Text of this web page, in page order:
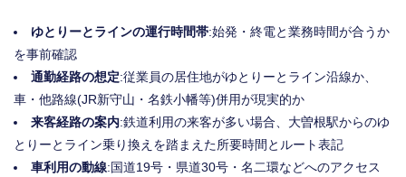
ゆとりーとラインの運行時間帯:始発・終電と業務時間が合うか
を事前確認
通勤経路の想定:従業員の居住地がゆとりーとライン沿線か、
車・他路線(JR新守山・名鉄小幡等)併用が現実的か
来客経路の案内:鉄道利用の来客が多い場合、大曽根駅からのゆ
とりーとライン乗り換えを踏まえた所要時間とルート表記
車利用の動線:国道19号・県道30号・名二環などへのアクセス